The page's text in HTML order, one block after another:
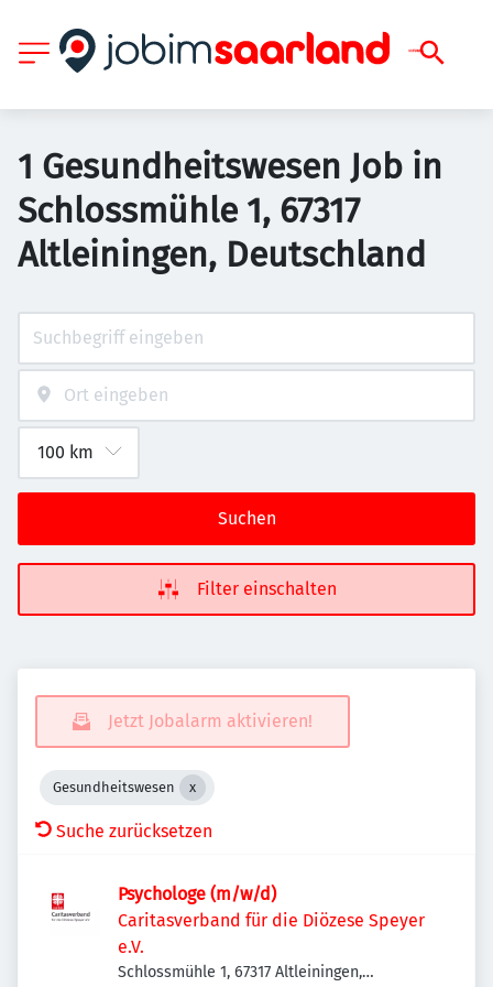
1 Gesundheitswesen Job in
Schlossmühle 1, 67317
Altleiningen, Deutschland
Suchen
Filter einschalten
Jetzt Jobalarm aktivieren!
Gesundheitswesen
Suche zurücksetzen
Psychologe (m/w/d)
Caritasverband für die Diözese Speyer
e.V.
Schlossmühle 1, 67317 Altleiningen,